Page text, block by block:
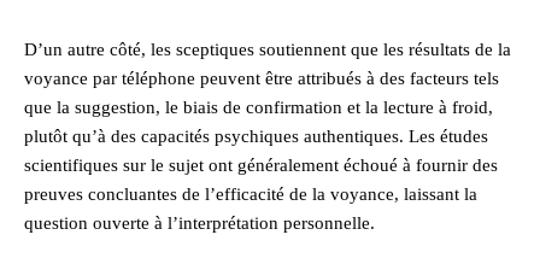
D’un autre côté, les sceptiques soutiennent que les résultats de la
voyance par téléphone peuvent être attribués à des facteurs tels
que la suggestion, le biais de confirmation et la lecture à froid,
plutôt qu’à des capacités psychiques authentiques. Les études
scientifiques sur le sujet ont généralement échoué à fournir des
preuves concluantes de l’efficacité de la voyance, laissant la
question ouverte à l’interprétation personnelle.